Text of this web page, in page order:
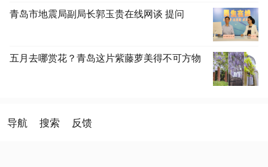
青岛市地震局副局长郭玉贵在线网谈 提问
五月去哪赏花？青岛这片紫藤萝美得不可方物
导航 搜索 反馈